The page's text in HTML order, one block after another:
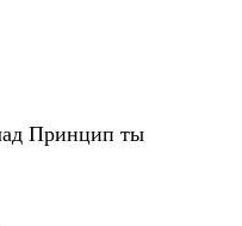
Принцип ты